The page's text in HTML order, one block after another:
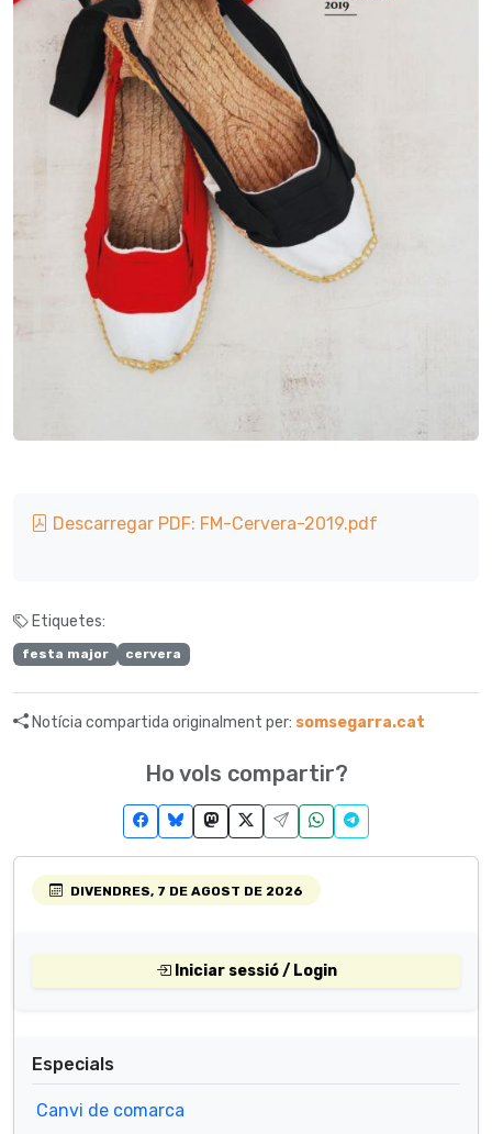
Descarregar PDF: FM-Cervera-2019.pdf
Etiquetes:
festa major cervera
Notícia compartida originalment per: somsegarra.cat
Ho vols compartir?
DIVENDRES, 7 DE AGOST DE 2026
Iniciar sessió / Login
Especials
Canvi de comarca